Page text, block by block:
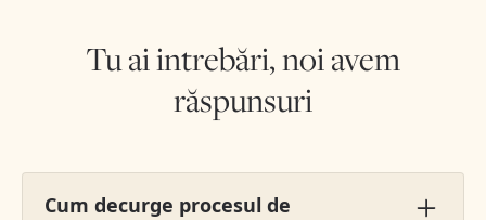
Vezi mai multe review-uri
Tu ai intrebări, noi avem
răspunsuri
Cum decurge procesul de